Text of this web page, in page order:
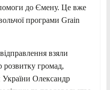
до Ємену. Це вже
програми Grain
взяли
розвитку громад,
України Олександр